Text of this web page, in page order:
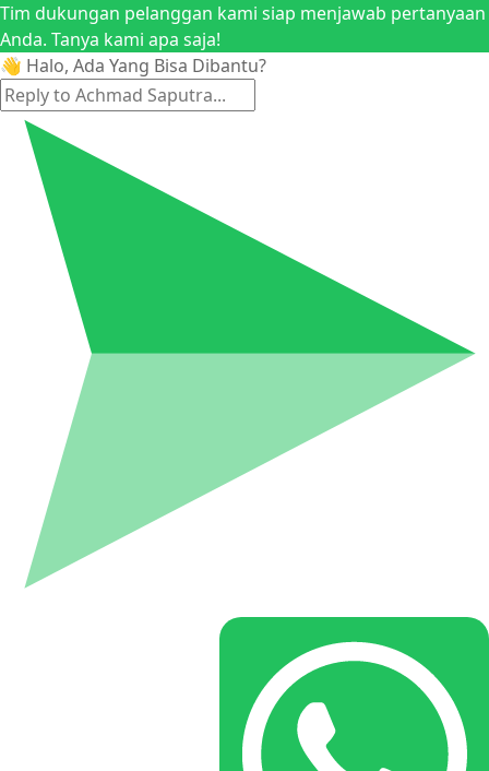
Tim dukungan pelanggan kami siap menjawab pertanyaan
Anda. Tanya kami apa saja!
👋 Halo, Ada Yang Bisa Dibantu?